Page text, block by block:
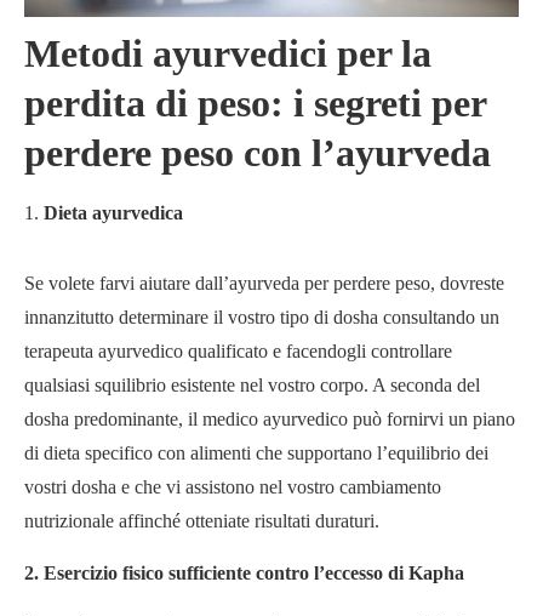
Metodi ayurvedici per la
perdita di peso: i segreti per
perdere peso con l’ayurveda
Dieta ayurvedica
Se volete farvi aiutare dall’ayurveda per perdere peso, dovreste
innanzitutto determinare il vostro tipo di dosha consultando un
terapeuta ayurvedico qualificato e facendogli controllare
qualsiasi squilibrio esistente nel vostro corpo. A seconda del
dosha predominante, il medico ayurvedico può fornirvi un piano
di dieta specifico con alimenti che supportano l’equilibrio dei
vostri dosha e che vi assistono nel vostro cambiamento
nutrizionale affinché otteniate risultati duraturi.
2. Esercizio fisico sufficiente contro l’eccesso di Kapha